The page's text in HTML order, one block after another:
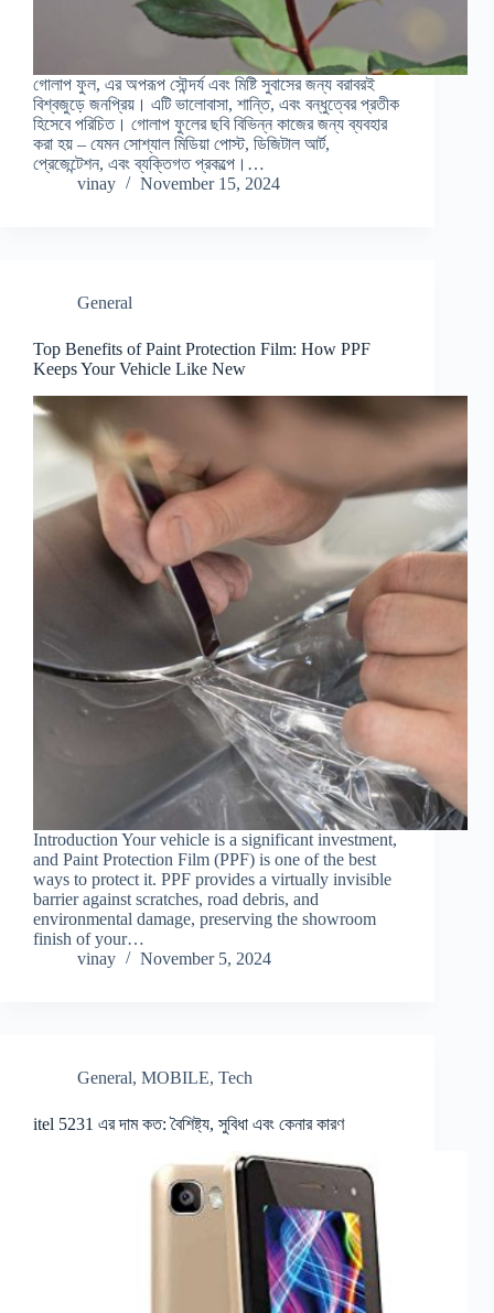
গোলাপ ফুল, এর অপরূপ সৌন্দর্য এবং মিষ্টি সুবাসের জন্য বরাবরই
বিশ্বজুড়ে জনপ্রিয়। এটি ভালোবাসা, শান্তি, এবং বন্ধুত্বের প্রতীক
হিসেবে পরিচিত। গোলাপ ফুলের ছবি বিভিন্ন কাজের জন্য ব্যবহার
করা হয় – যেমন সোশ্যাল মিডিয়া পোস্ট, ডিজিটাল আর্ট,
প্রেজেন্টেশন, এবং ব্যক্তিগত প্রকল্পে।…
vinay
November 15, 2024
General
Top Benefits of Paint Protection Film: How PPF
Keeps Your Vehicle Like New
Introduction Your vehicle is a significant investment,
and Paint Protection Film (PPF) is one of the best
ways to protect it. PPF provides a virtually invisible
barrier against scratches, road debris, and
environmental damage, preserving the showroom
finish of your…
vinay
November 5, 2024
General, MOBILE, Tech
itel 5231 এর দাম কত: বৈশিষ্ট্য, সুবিধা এবং কেনার কারণ